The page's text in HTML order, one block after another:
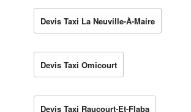
Devis Taxi La Neuville-À-Maire
Devis Taxi Omicourt
Devis Taxi Raucourt-Et-Flaba